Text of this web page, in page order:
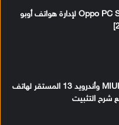
تحميل برنامج Oppo PC Suite لإدارة هواتف أوبو
تحميل تحديث MIUI 14 وأندرويد 13 المستقر لهاتف